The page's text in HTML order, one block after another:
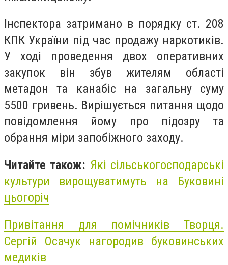
Інспектора затримано в порядку ст. 208
КПК України під час продажу наркотиків.
У ході проведення двох оперативних
закупок він збув жителям області
метадон та канабіс на загальну суму
5500 гривень. Вирішується питання щодо
повідомлення йому про підозру та
обрання міри запобіжного заходу.
Читайте також: Які сільськогосподарські
культури вирощуватимуть на Буковині
цьогоріч
Привітання для помічників Творця.
Сергій Осачук нагородив буковинських
медиків